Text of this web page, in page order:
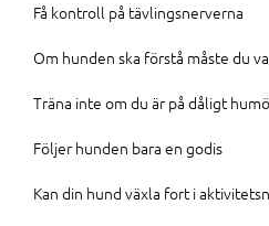
Få kontroll på tävlingsnerverna
Om hunden ska förstå måste du
Träna inte om du är på dåligt
Följer hunden bara en godis
Kan din hund växla fort i